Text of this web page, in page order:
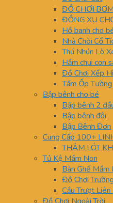
ĐỒ CHƠI
ĐỒNG XU
Hồ banh cho
Nhà Chòi Cổ
Thú Nhún Lò
Hầm chui con
Đồ Chơi Xếp
Tấm Ốp
Bập bênh cho bé
Bập bênh 2
Bập bênh đôi
Bập Bênh Đơn
Cung Cấp 100+
THẢM LÓT
Tủ Kệ Mầm Non
Bàn Ghế Mầm
Đồ Chơi
Cầu Trượt Liên